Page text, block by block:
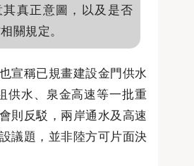
真正意圖，以及是否
關規定。
宣稱已規畫建設金門供水
供水、泉金高速等一批重
則反駁，兩岸通水及高速
議題，並非陸方可片面決